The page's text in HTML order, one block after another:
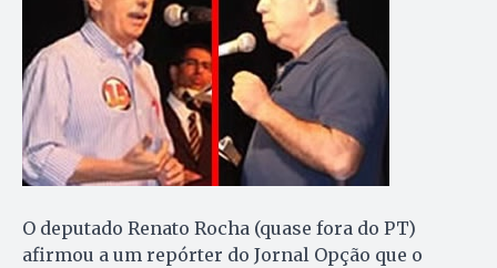
O deputado Renato Rocha (quase fora do PT)
afirmou a um repórter do Jornal Opção que o